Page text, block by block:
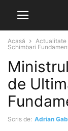
Acasă Actualitate
Schimbari
de
Scris de: Adrian